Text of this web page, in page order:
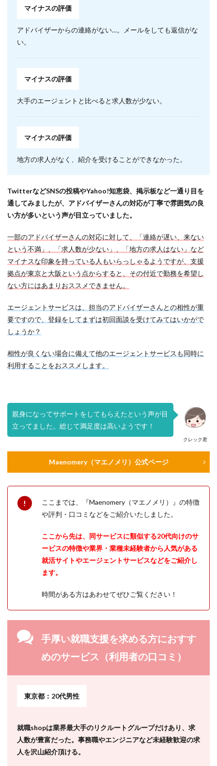
マイナスの評価
アドバイザーからの連絡がない…。メールをしても返信がな
い。
マイナスの評価
大手のエージェントと比べると求人数が少ない。
マイナスの評価
地方の求人がなく、紹介を受けることができなかった。
TwitterなどSNSの投稿やYahoo!知恵袋、掲示板など一通り目を
通してみましたが、アドバイザーさんの対応が丁寧で雰囲気の良
い方が多いという声が目立っていました。
一部のアドバイザーさんの対応に対して、「連絡が遅い、来ない
という不満」、「求人数が少ない」、「地方の求人はない」など
マイナスな印象を持っている人もいらっしゃるようですが、支援
拠点が東京と大阪という点からすると、その付近で勤務を希望し
ない方にはあまりおススメできません。
エージェントサービスは、担当のアドバイザーさんとの相性が重
要ですので、登録をしてまずは初回面談を受けてみてはいかがで
しょうか？
相性が良くない場合に備えて他のエージェントサービスも同時に
利用することをおススメします。
クレック君
親身になってサポートをしてもらえたという声が目
立ってました。総じて満足度は高いようです！
Maenomery（マエノメリ）公式ページ
ここまでは、『Maenomery（マエノメリ）』の特徴
や評判・口コミなどをご紹介いたしました。
ここから先は、同サービスに類似する20代向けのサ
ービスの特徴や業界・業種未経験者から人気がある
就活サイトやエージェントサービスなどをご紹介し
ます。
時間がある方はあわせてぜひご覧ください！
手厚い就職支援を求める方におすす
めのサービス（利用者の口コミ）
東京都：20代男性
就職shopは業界最大手のリクルートグループだけあり、求
人数が豊富だった。事務職やエンジニアなど未経験歓迎の求
人を沢山紹介頂ける。